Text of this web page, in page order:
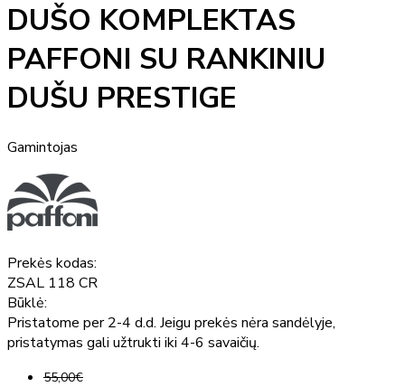
DUŠO KOMPLEKTAS
PAFFONI SU RANKINIU
DUŠU PRESTIGE
Gamintojas
Prekės kodas:
ZSAL 118 CR
Būklė:
Pristatome per 2-4 d.d. Jeigu prekės nėra sandėlyje,
pristatymas gali užtrukti iki 4-6 savaičių.
55,00€